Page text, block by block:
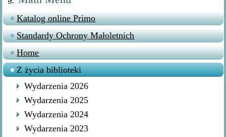
Katalog online Primo
Standardy Ochrony Małoletnich
Home
Z życia biblioteki
Wydarzenia 2026
Wydarzenia 2025
Wydarzenia 2024
Wydarzenia 2023